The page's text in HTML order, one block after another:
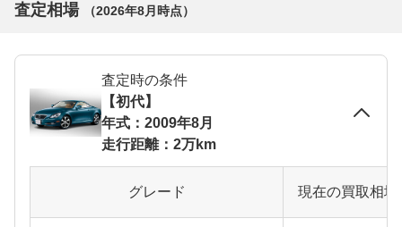
査定相場
（2026年8月 時点）
査定時の条件
【初代】
年式：2009年8月
走行距離：2万km
グレード 現在の買取相